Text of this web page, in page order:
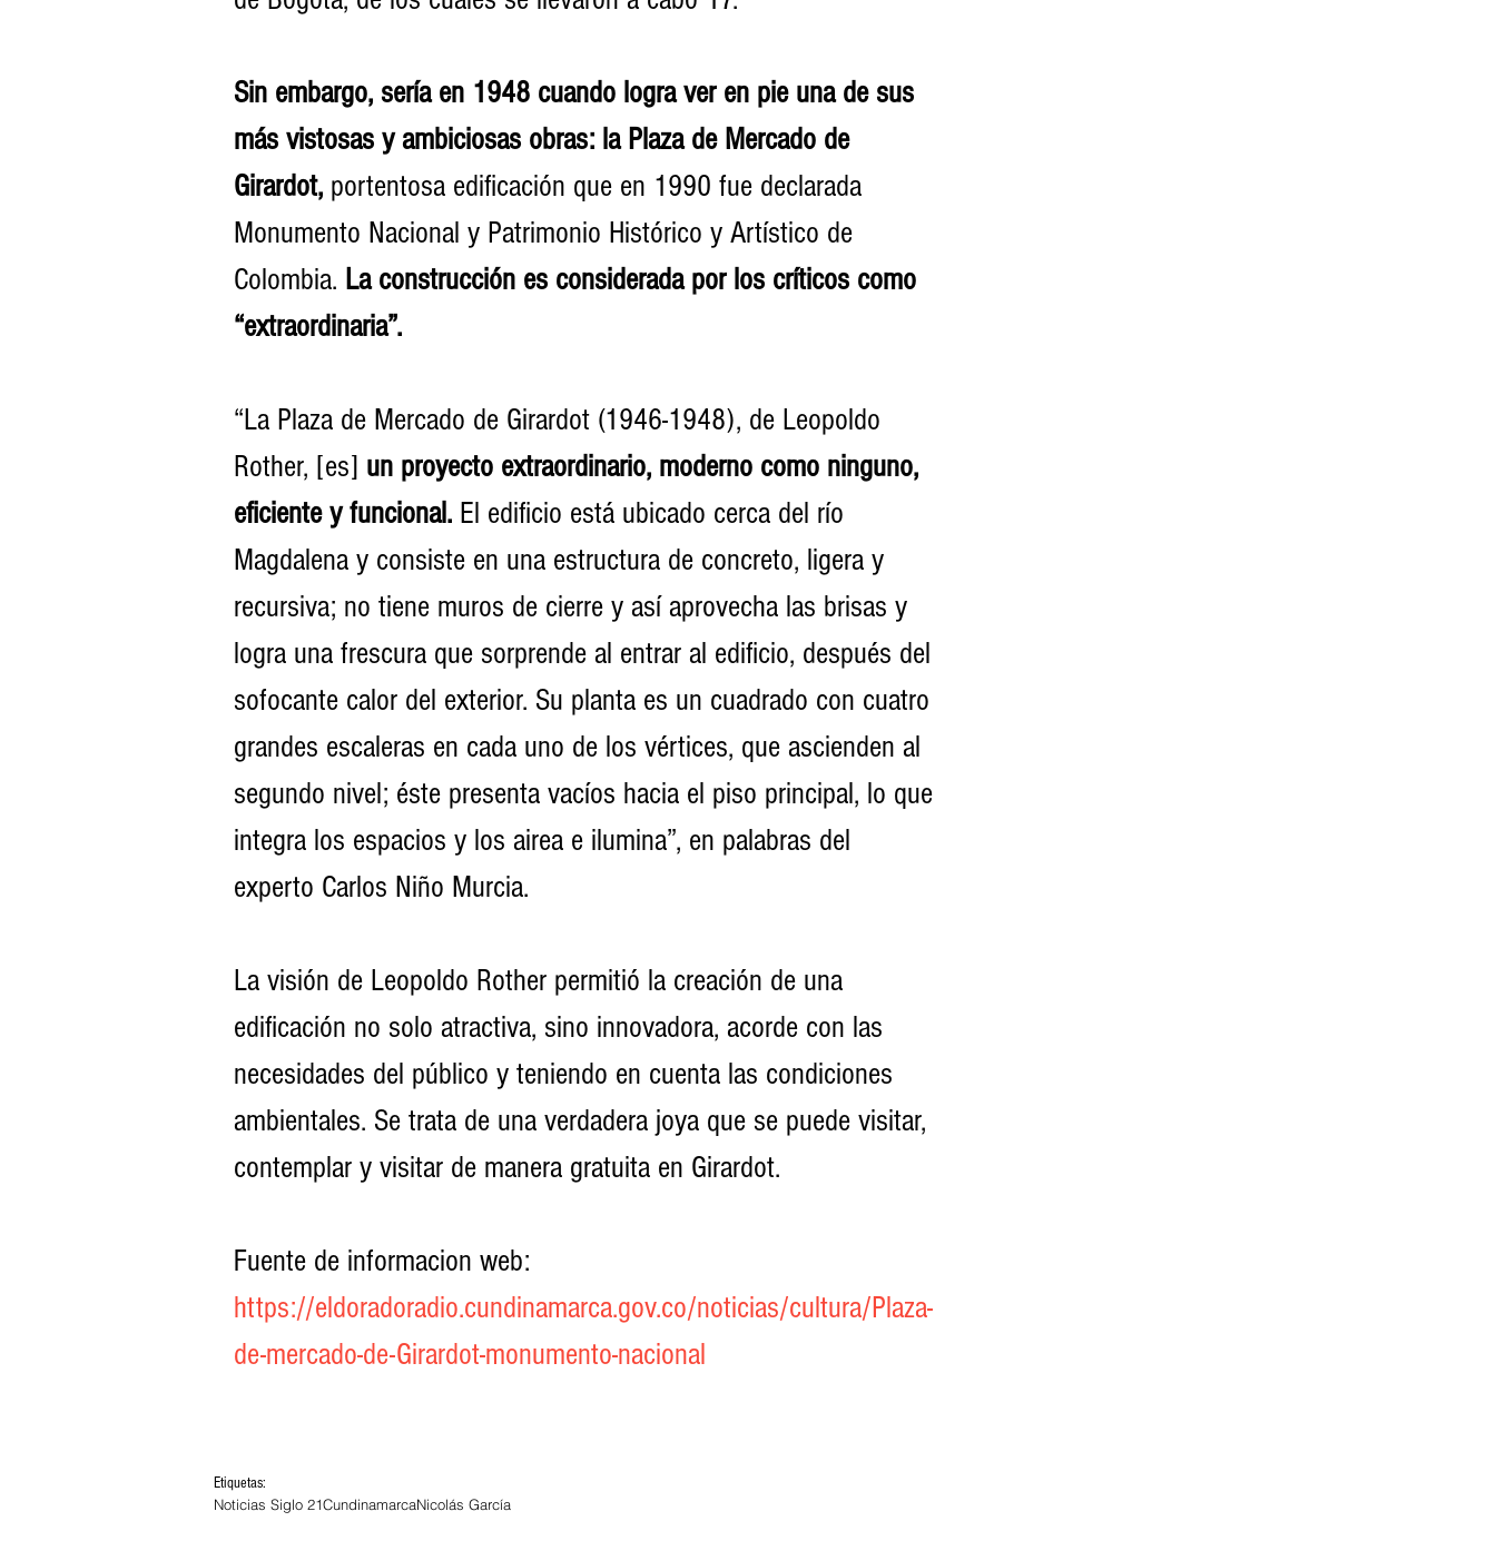
Sin embargo, sería en 1948 cuando logra ver en pie una de sus
más vistosas y ambiciosas obras: la Plaza de Mercado de
Girardot, portentosa edificación que en 1990 fue declarada
Monumento Nacional y Patrimonio Histórico y Artístico de
Colombia. La construcción es considerada por los críticos como
“extraordinaria”.
“La Plaza de Mercado de Girardot (1946-1948), de Leopoldo
Rother, [es] un proyecto extraordinario, moderno como ninguno,
eficiente y funcional. El edificio está ubicado cerca del río
Magdalena y consiste en una estructura de concreto, ligera y
recursiva; no tiene muros de cierre y así aprovecha las brisas y
logra una frescura que sorprende al entrar al edificio, después del
sofocante calor del exterior. Su planta es un cuadrado con cuatro
grandes escaleras en cada uno de los vértices, que ascienden al
segundo nivel; éste presenta vacíos hacia el piso principal, lo que
integra los espacios y los airea e ilumina”, en palabras del
experto Carlos Niño Murcia.
La visión de Leopoldo Rother permitió la creación de una
edificación no solo atractiva, sino innovadora, acorde con las
necesidades del público y teniendo en cuenta las condiciones
ambientales. Se trata de una verdadera joya que se puede visitar,
contemplar y visitar de manera gratuita en Girardot.
Fuente de informacion web:
https://eldoradoradio.cundinamarca.gov.co/noticias/cultura/Plaza-
de-mercado-de-Girardot-monumento-nacional
Etiquetas:
Noticias Siglo 21CundinamarcaNicolás García